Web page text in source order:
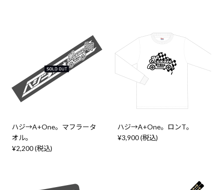
ハジ→A+One。マフラータ
オル。
¥2,200 (税込)
ハジ→A+One。ロンT。
¥3,900 (税込)